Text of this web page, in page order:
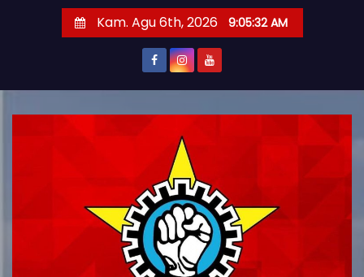
Kam. Agu 6th, 2026 9:05:33 AM